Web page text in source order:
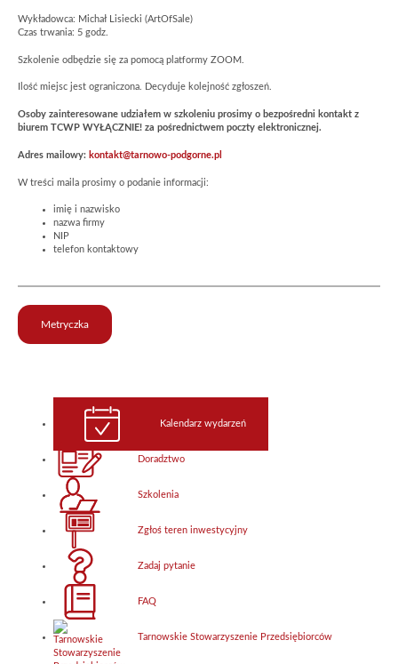
Wykładowca: Michał Lisiecki (ArtOfSale)
Czas trwania: 5 godz.
Szkolenie odbędzie się za pomocą platformy ZOOM.
Ilość miejsc jest ograniczona. Decyduje kolejność zgłoszeń.
Osoby zainteresowane udziałem w szkoleniu prosimy o bezpośredni kontakt z
biurem TCWP WYŁĄCZNIE! za pośrednictwem poczty elektronicznej.
Adres mailowy: kontakt@tarnowo-podgorne.pl
W treści maila prosimy o podanie informacji:
imię i nazwisko
nazwa firmy
NIP
telefon kontaktowy
Metryczka
Kalendarz wydarzeń
Doradztwo
Szkolenia
Zgłoś teren inwestycyjny
Zadaj pytanie
FAQ
Tarnowskie Stowarzyszenie Przedsiębiorców